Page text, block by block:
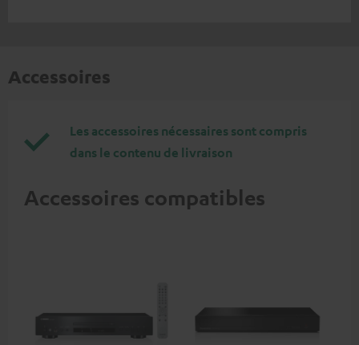
Accessoires
Les accessoires nécessaires sont compris
dans le contenu de livraison
Accessoires compatibles